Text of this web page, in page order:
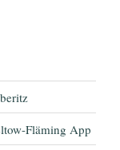
Fläming App